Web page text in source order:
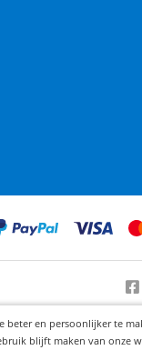
Beoordeling door
© 2012-2026
en persoonlijker te
blijft maken van